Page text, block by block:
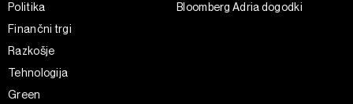
Politika
Finančni trgi
Razkošje
Tehnologija
Green
Bloomberg Adria dogodki